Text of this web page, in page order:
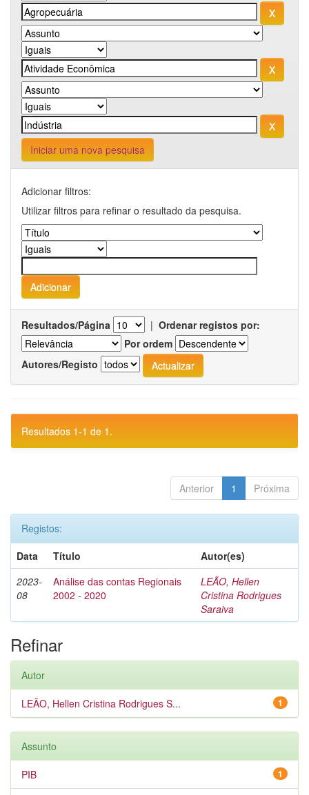
Iniciar uma nova pesquisa
Adicionar filtros:
Utilizar filtros para refinar o resultado da pesquisa.
Resultados/Página | Ordenar registos por:
Por ordem
Autores/Registo
Resultados 1-1 de 1.
Anterior 1 Próxima
Registos:
Data
Título
Autor(es)
2023-
08
Análise das contas Regionais
2002 - 2020
LEÃO, Hellen
Cristina Rodrigues
Saraiva
Refinar
Autor
1
LEÃO, Hellen Cristina Rodrigues S...
Assunto
1
PIB